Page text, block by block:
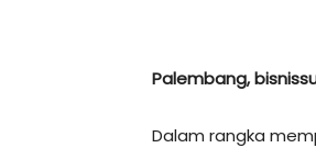
Palembang,
Dalam rangka